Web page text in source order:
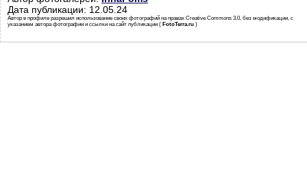
Дата публикации: 12.05.24
Автор в профиле разрешил использование своих фотографий на правах Creative Commons 3.0, без модификации, с
указанием автора фотографии и ссылки на сайт публикации ( FotoTerra.ru )